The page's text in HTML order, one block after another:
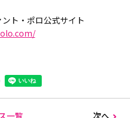
ト・ポロ公式サイト